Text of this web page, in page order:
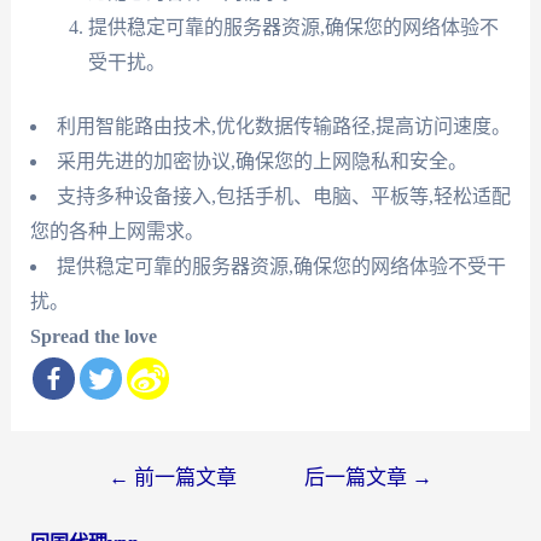
提供稳定可靠的服务器资源,确保您的网络体验不
受干扰。
利用智能路由技术,优化数据传输路径,提高访问速度。
采用先进的加密协议,确保您的上网隐私和安全。
支持多种设备接入,包括手机、电脑、平板等,轻松适配
您的各种上网需求。
提供稳定可靠的服务器资源,确保您的网络体验不受干
扰。
Spread the love
← 前一篇文章 后一篇文章 →